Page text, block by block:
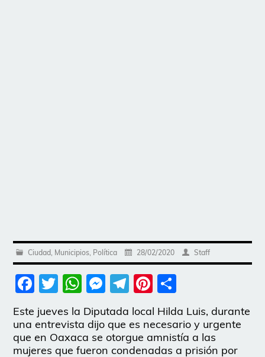
Ciudad, Municipios, Política 28/02/2020 Staff
Facebook
Twitter
WhatsApp
Messenger
Telegram
Pinterest
Este jueves la Diputada local Hilda Luis, durante
una entrevista dijo que es necesario y urgente
que en Oaxaca se otorgue amnistía a las
mujeres que fueron condenadas a prisión por